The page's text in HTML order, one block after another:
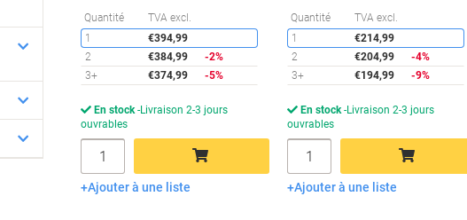
Quantité TVA excl.
Économies
1
€394,99
2
€384,99
-2%
3+
€374,99 -5%
En stock Livraison 2-3 jours
ouvrables
Quantité
Ajouter au panier
Ajouter à une liste
Quantité TVA excl.
1
€214,99
2
€204,99
-4%
3+
€194,99 -9%
En stock Livraison 2-3 jours
ouvrables
Quantité
Ajouter au panier
Ajouter à une liste